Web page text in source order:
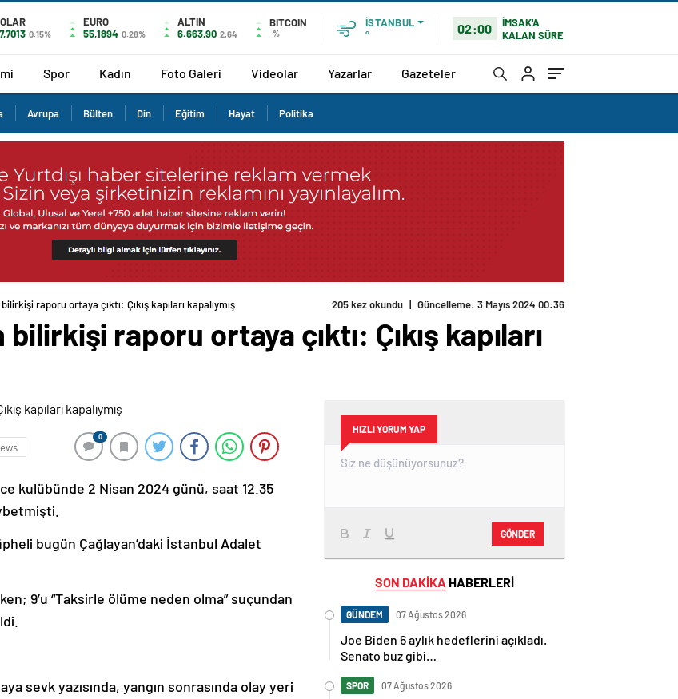
0.15%
EURO
55,1894 0.28%
ALTIN
6.663,90 2,64
BITCOIN
%
İSTANBUL
°
02:00
İMSAK'A
KALAN SÜRE
Spor Kadın Foto Galeri Videolar Yazarlar Gazeteler
Avrupa Bülten Din Eğitim Hayat Politika
raporu ortaya çıktı: Çıkış kapıları kapalıymış 205 kez okundu | Güncelleme: 3 Mayıs 2024 00:36
raporu ortaya çıktı: Çıkış kapıları
0
kulübünde 2 Nisan 2024 günü, saat 12.35
bugün Çağlayan’daki İstanbul Adalet
9’u “Taksirle ölüme neden olma” suçundan
sevk yazısında, yangın sonrasında olay yeri
HIZLI YORUM YAP
GÖNDER
SON DAKİKA HABERLERİ
GÜNDEM 07 Ağustos 2026
Joe Biden 6 aylık hedeflerini açıkladı.
Senato buz gibi…
SPOR 07 Ağustos 2026